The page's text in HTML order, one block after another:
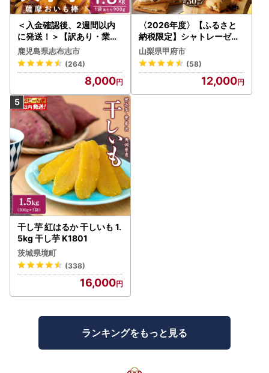
＜入金確認後、2週間以内
に発送！＞【訳あり・業務
用】薩摩おいも棒セット 計
1.8kg(900g×2袋) p8-142
-2w
鹿児島県志布志市
(264)
8,000
〈2026年度〉【ふるさと
納税限定】シャトレーゼ人
気お菓子勢ぞろい!! お菓子
福箱 シャトレーゼ
山梨県甲府市
(58)
12,000
干し芋 紅はるか 干しいも 1.
5kg 干し芋 K1801
茨城県境町
(338)
16,000
ランキングをもっと見る